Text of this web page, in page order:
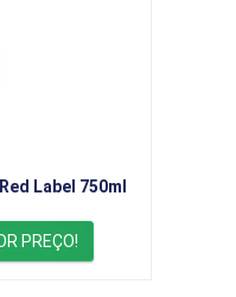
Label 750ml
PREÇO!